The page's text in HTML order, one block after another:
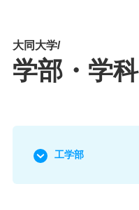
大同大学/
学部・学科
工学部